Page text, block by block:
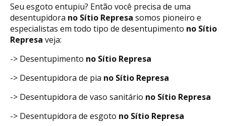
Seu esgoto entupiu? Então você precisa de uma
desentupidora no Sítio Represa somos pioneiro e
especialistas em todo tipo de desentupimento no Sítio
Represa veja:
-> Desentupimento no Sítio Represa
-> Desentupidora de pia no Sítio Represa
-> Desentupidora de vaso sanitário no Sítio Represa
-> Desentupidora de esgoto no Sítio Represa